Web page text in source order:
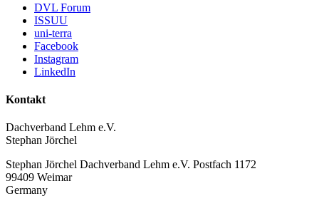
DVL Forum
ISSUU
uni-terra
Facebook
Instagram
LinkedIn
Kontakt
Dachverband Lehm e.V.
Stephan Jörchel
Stephan Jörchel Dachverband Lehm e.V. Postfach 1172
99409 Weimar
Germany